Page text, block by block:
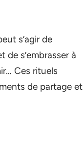
s’agir de
s’embrasser à
Ces rituels
de partage et